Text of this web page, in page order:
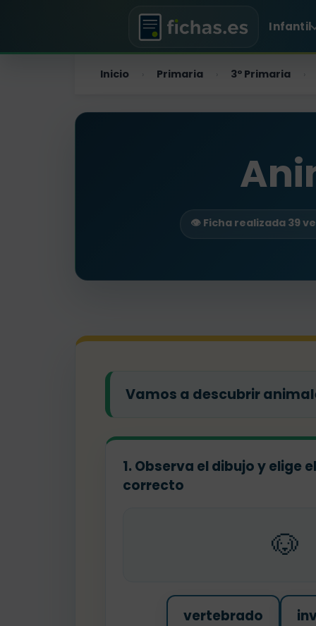
Infantil
Inicio › Primaria › 3º Primaria ›
👁️ Ficha realizada 39
Vamos a descubrir
1. Observa el dibujo y elige
correcto
🐶
vertebrado